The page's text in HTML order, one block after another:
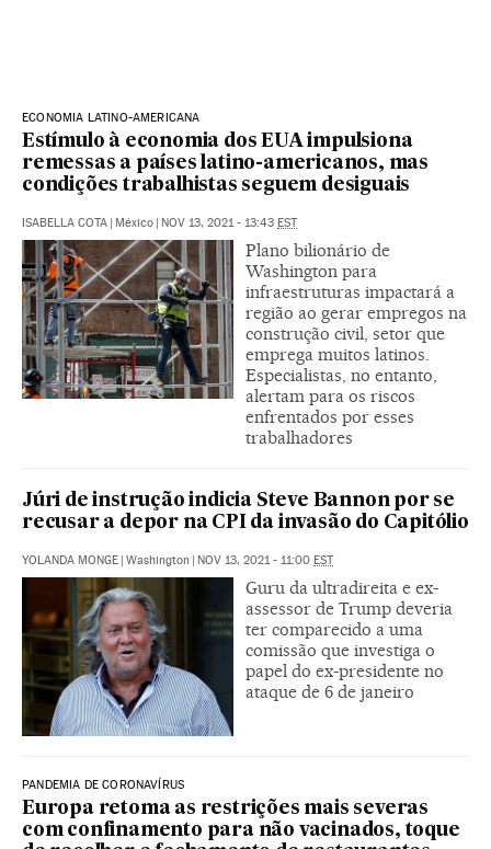
ECONOMIA LATINO-AMERICANA
Estímulo à economia dos EUA impulsiona
remessas a países latino-americanos, mas
condições trabalhistas seguem desiguais
ISABELLA COTA | México | NOV 13, 2021 - 13:43 EST
Plano bilionário de
Washington para
infraestruturas impactará a
região ao gerar empregos na
construção civil, setor que
emprega muitos latinos.
Especialistas, no entanto,
alertam para os riscos
enfrentados por esses
trabalhadores
Júri de instrução indicia Steve Bannon por se
recusar a depor na CPI da invasão do Capitólio
YOLANDA MONGE | Washington | NOV 13, 2021 - 11:00 EST
Guru da ultradireita e ex-
assessor de Trump deveria
ter comparecido a uma
comissão que investiga o
papel do ex-presidente no
ataque de 6 de janeiro
PANDEMIA DE CORONAVÍRUS
Europa retoma as restrições mais severas
com confinamento para não vacinados, toque